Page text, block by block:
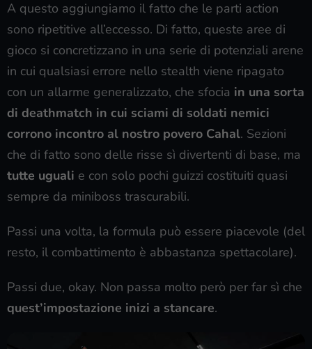
A questo aggiungiamo il fatto che le parti action
sono ripetitive all’eccesso. Di fatto, queste aree di
gioco si concretizzano in una serie di potenziali arene
in cui qualsiasi errore nello stealth viene ripagato
con un allarme generalizzato, che sfocia in una sorta
di deathmatch in cui sciami di soldati nemici
corrono incontro al nostro povero Cahal. Sezioni
che di fatto sono delle risse sì divertenti di base, ma
tutte uguali e con solo pochi guizzi costituiti quasi
sempre da miniboss trascurabili.
Passi una volta, la formula può essere piacevole (del
resto, il combattimento è abbastanza spettacolare).
Passi due, okay. Non passa molto però per far sì che
quest’impostazione inizi a stancare.